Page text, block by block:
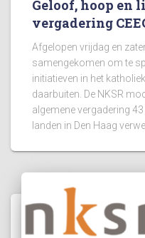
Geloof, hoop en
vergadering
Afgelopen vrijdag en
samengekomen om te
initiatieven in het
daarbuiten. De NKSR
algemene vergadering
landen in Den Haag